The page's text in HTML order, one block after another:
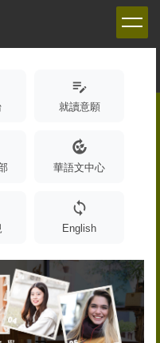
edit_note
就讀意願
compost
華語文中心
sync
English